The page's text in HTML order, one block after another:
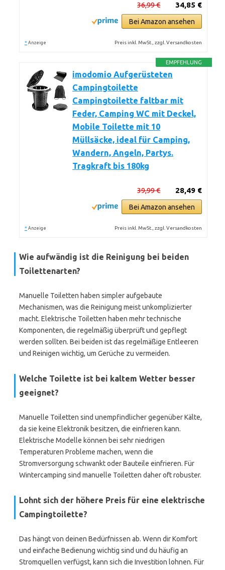
34,85 €
36,99 €
Bei Amazon ansehen
* Anzeige Preis inkl. MwSt., zzgl. Versandkosten
EMPFEHLUNG
imodomio Aufgerüsteten
Campingtoilette
Campingtoilette faltbar mit
Feder, Camping WC mit Deckel,
Mobile Toilette mit 10
Müllsäcke, ideal für Camping,
Wandern, Angeln, Partys.
Tragkraft bis 180kg
28,49 €
39,99 €
Bei Amazon ansehen
* Anzeige Preis inkl. MwSt., zzgl. Versandkosten
Wie aufwändig ist die Reinigung bei beiden
Toilettenarten?
Manuelle Toiletten haben simpler aufgebaute
Mechanismen, was die Reinigung meist unkomplizierter
macht. Elektrische Toiletten haben mehr technische
Komponenten, die regelmäßig überprüft und gepflegt
werden sollten. Bei beiden ist das regelmäßige Entleeren
und Reinigen wichtig, um Gerüche zu vermeiden.
Welche Toilette ist bei kaltem Wetter besser
geeignet?
Manuelle Toiletten sind unempfindlicher gegenüber Kälte,
da sie keine Elektronik besitzen, die einfrieren kann.
Elektrische Modelle können bei sehr niedrigen
Temperaturen Probleme machen, wenn die
Stromversorgung schwankt oder Bauteile einfrieren. Für
Wintercamping sind manuelle Toiletten daher oft robuster.
Lohnt sich der höhere Preis für eine elektrische
Campingtoilette?
Das hängt von deinen Bedürfnissen ab. Wenn dir Komfort
und einfache Bedienung wichtig sind und du häufig an
Stromquellen verfügst, kann sich die Investition lohnen. Für